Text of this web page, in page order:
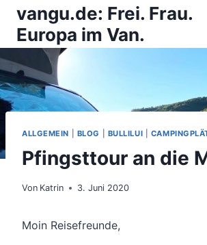
Zum
Inhalt
springen
vangu.de: Frei. Frau.
Europa im Van.
ALLGEMEIN BLOG BULLILUI
Pfingsttour an die
Von Katrin 3. Juni 2020
Moin Reisefreunde,